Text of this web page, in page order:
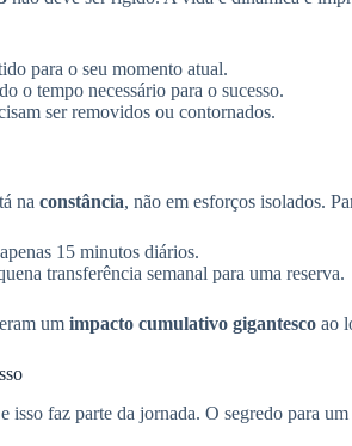
para o seu momento atual.
o tempo necessário para o sucesso.
ser removidos ou contornados.
na constância, não em esforços isolados.
15 minutos diários.
transferência semanal para uma reserva.
um impacto cumulativo gigantesco ao
isso faz parte da jornada. O segredo para um